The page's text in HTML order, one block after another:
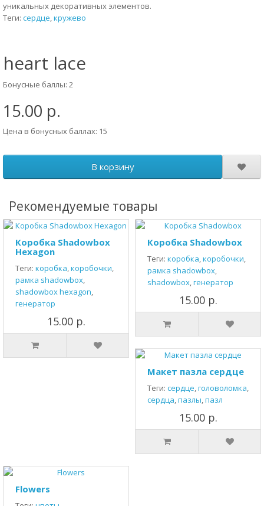
уникальных декоративных элементов.
Теги: сердце,кружево
heart lace
Бонусные баллы: 2
15.00 р.
Цена в бонусных баллах: 15
В корзину
Рекомендуемые товары
Коробка Shadowbox
Hexagon
Теги: коробка,коробочки,
рамка shadowbox,
shadowbox hexagon,
генератор
15.00 р.
Коробка Shadowbox
Теги: коробка,коробочки,
рамка shadowbox,
shadowbox,генератор
15.00 р.
Макет пазла сердце
Теги: сердце,головоломка,
сердца,пазлы,пазл
15.00 р.
Flowers